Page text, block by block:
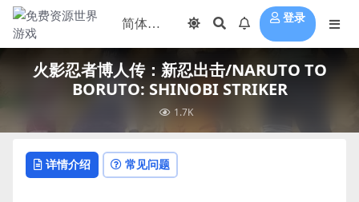
登录
火影忍者博人传：新忍出击/NARUTO TO
BORUTO: SHINOBI STRIKER
1.7K
详情介绍 常见问题